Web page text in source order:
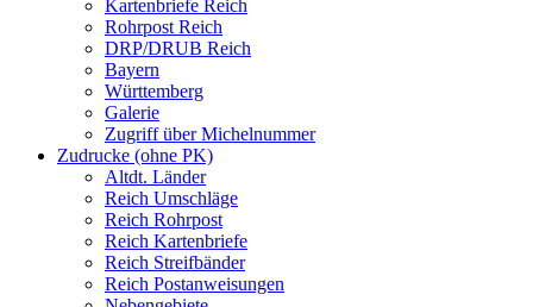
Kartenbriefe Reich
Rohrpost Reich
DRP/DRUB Reich
Bayern
Württemberg
Galerie
Zugriff über Michelnummer
Zudrucke (ohne PK)
Altdt. Länder
Reich Umschläge
Reich Rohrpost
Reich Kartenbriefe
Reich Streifbänder
Reich Postanweisungen